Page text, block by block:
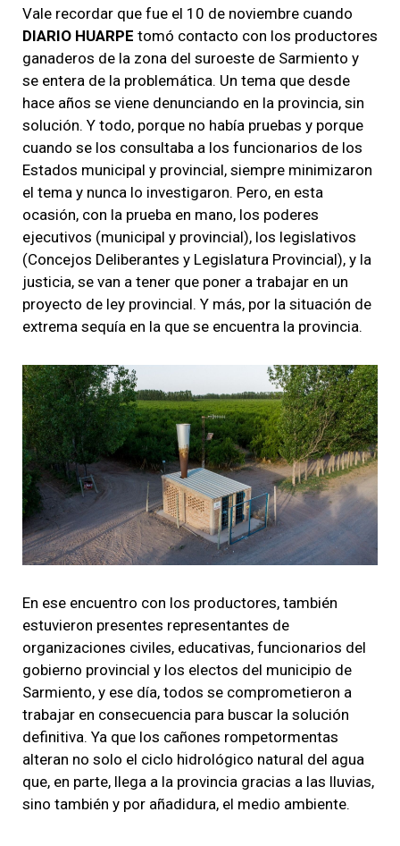
Vale recordar que fue el 10 de noviembre cuando
DIARIO HUARPE tomó contacto con los productores
ganaderos de la zona del suroeste de Sarmiento y
se entera de la problemática. Un tema que desde
hace años se viene denunciando en la provincia, sin
solución. Y todo, porque no había pruebas y porque
cuando se los consultaba a los funcionarios de los
Estados municipal y provincial, siempre minimizaron
el tema y nunca lo investigaron. Pero, en esta
ocasión, con la prueba en mano, los poderes
ejecutivos (municipal y provincial), los legislativos
(Concejos Deliberantes y Legislatura Provincial), y la
justicia, se van a tener que poner a trabajar en un
proyecto de ley provincial. Y más, por la situación de
extrema sequía en la que se encuentra la provincia.
En ese encuentro con los productores, también
estuvieron presentes representantes de
organizaciones civiles, educativas, funcionarios del
gobierno provincial y los electos del municipio de
Sarmiento, y ese día, todos se comprometieron a
trabajar en consecuencia para buscar la solución
definitiva. Ya que los cañones rompetormentas
alteran no solo el ciclo hidrológico natural del agua
que, en parte, llega a la provincia gracias a las lluvias,
sino también y por añadidura, el medio ambiente.